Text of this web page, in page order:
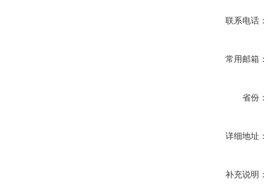
联系电话：
常用邮箱：
省份：
详细地址：
补充说明：